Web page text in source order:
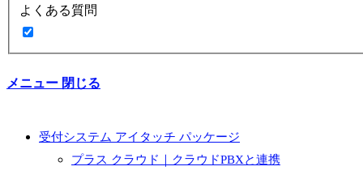
よくある質問
メニュー 閉じる
受付システム アイタッチ パッケージ
プラス クラウド｜クラウドPBXと連携